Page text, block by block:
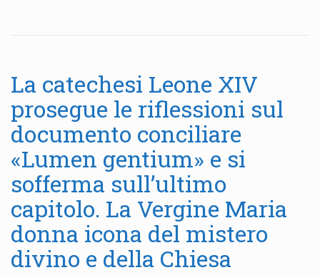
La catechesi Leone XIV
prosegue le riflessioni sul
documento conciliare
«Lumen gentium» e si
sofferma sull’ultimo
capitolo. La Vergine Maria
donna icona del mistero
divino e della Chiesa